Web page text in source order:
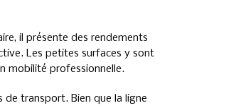
il présente des rendements
Les petites surfaces y sont
mobilité professionnelle.
transport. Bien que la ligne